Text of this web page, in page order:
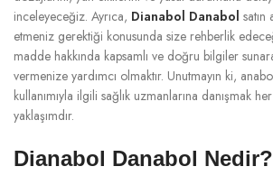
inceleyeceğiz. Ayrıca, Dianabol Danabol
etmeniz gerektiği konusunda size rehberlik
madde hakkında kapsamlı ve doğru bilgiler
vermenize yardımcı olmaktır. Unutmayın ki,
kullanımıyla ilgili sağlık uzmanlarına danışmak
yaklaşımdır.
Dianabol Danabol Nedir?